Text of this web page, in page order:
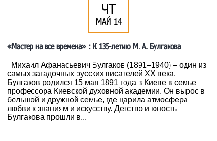
ЧТ
МАЙ 14
«Мастер на все времена» : К 135-летию М. А. Булгакова
Михаил Афанасьевич Булгаков (1891–1940) – один из
самых загадочных русских писателей XX века.
Булгаков родился 15 мая 1891 года в Киеве в семье
профессора Киевской духовной академии. Он вырос в
большой и дружной семье, где царила атмосфера
любви к знаниям и искусству. Детство и юность
Булгакова прошли в...